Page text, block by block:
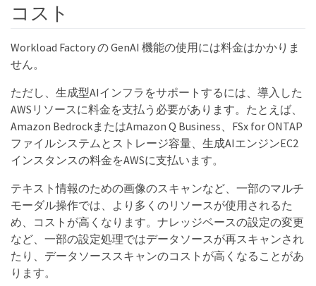
コスト
Workload Factory の GenAI 機能の使用には料金はかかりま
せん。
ただし、生成型AIインフラをサポートするには、導入した
AWSリソースに料金を支払う必要があります。たとえば、
Amazon BedrockまたはAmazon Q Business、FSx for ONTAP
ファイルシステムとストレージ容量、生成AIエンジンEC2
インスタンスの料金をAWSに支払います。
テキスト情報のための画像のスキャンなど、一部のマルチ
モーダル操作では、より多くのリソースが使用されるた
め、コストが高くなります。ナレッジベースの設定の変更
など、一部の設定処理ではデータソースが再スキャンされ
たり、データソーススキャンのコストが高くなることがあ
ります。